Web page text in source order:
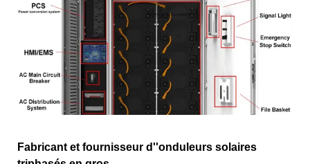
Fabricant et fournisseur d''onduleurs solaires